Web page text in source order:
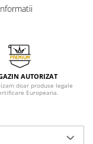
AUTORIZAT
doar produse legale
Europeana.